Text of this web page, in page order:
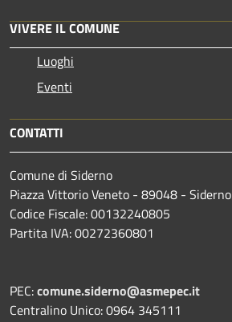
VIVERE IL COMUNE
Luoghi
Eventi
CONTATTI
Comune di Siderno
Piazza Vittorio Veneto - 89048 - Siderno
Codice Fiscale: 00132240805
Partita IVA: 00272360801
PEC:comune.siderno@asmepec.it
Centralino Unico: 0964 345111